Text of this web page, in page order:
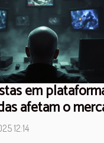
em
afetam o
12:14